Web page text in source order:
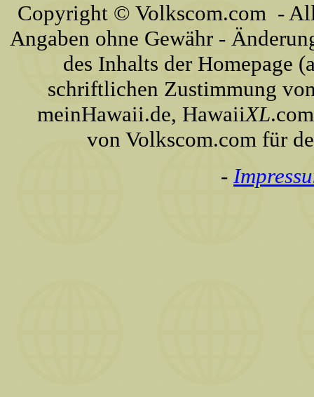
Copyright © Volkscom.com -
Angaben ohne Gewähr -
des Inhalts der Homepage
schriftlichen Zustimmung
meinHawaii.de, HawaiiXL
von Volkscom.com für
-